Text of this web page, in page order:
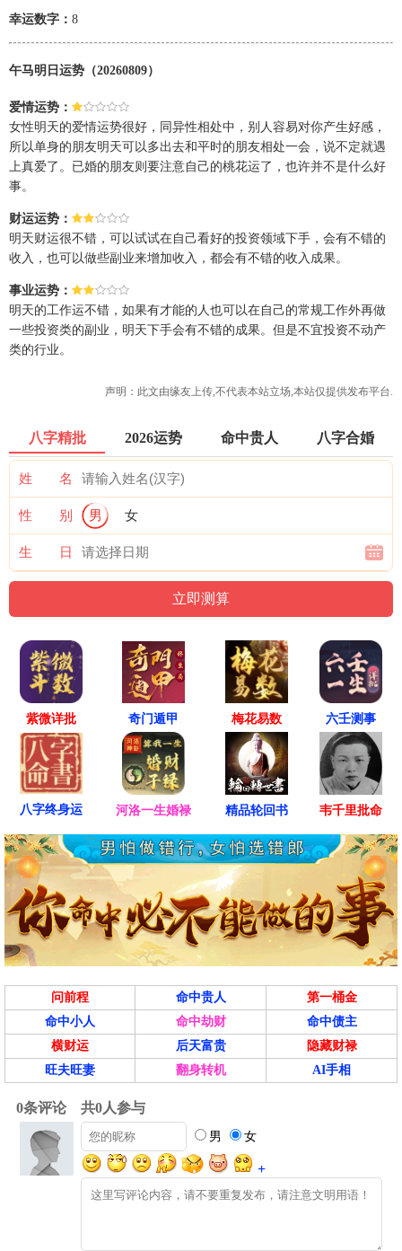
幸运数字： 8
午马明日运势（20260809）
爱情运势：
女性明天的爱情运势很好，同异性相处中，别人容易对你产生好感，
所以单身的朋友明天可以多出去和平时的朋友相处一会，说不定就遇
上真爱了。已婚的朋友则要注意自己的桃花运了，也许并不是什么好
事。
财运运势：
明天财运很不错，可以试试在自己看好的投资领域下手，会有不错的
收入，也可以做些副业来增加收入，都会有不错的收入成果。
事业运势：
明天的工作运不错，如果有才能的人也可以在自己的常规工作外再做
一些投资类的副业，明天下手会有不错的成果。但是不宜投资不动产
类的行业。
声明：此文由缘友 上传,不代表本站立场,本站仅提供发布平台.
八字精批 2026运势 命中贵人 八字合婚
姓 名
性 别 男 女
生 日
紫微详批 奇门遁甲 梅花易数 六壬测事
八字终身运 河洛一生婚禄 精品轮回书 韦千里批命
问前程 命中贵人
第一桶金
命中小人
命中劫财
命中债主
横财运
后天富贵
隐藏财禄
旺夫旺妻
翻身转机 AI手相